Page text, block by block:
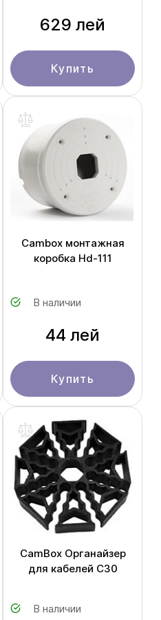
629 лей
Купить
Cambox монтажная
коробка Hd-111
В наличии
44 лей
Купить
CamBox Органайзер
для кабелей C30
В наличии